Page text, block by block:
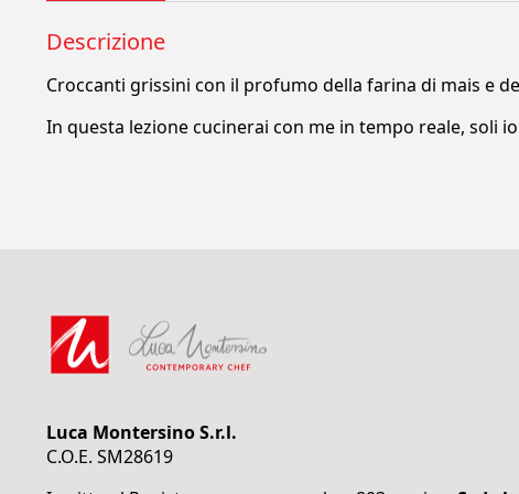
Descrizione
Croccanti grissini con il profumo della farina di mais e
In questa lezione cucinerai con me in tempo reale, soli
Luca Montersino S.r.l.
C.O.E. SM28619